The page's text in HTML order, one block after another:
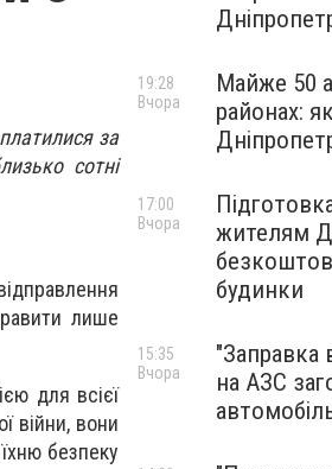
за
сотні
лише
для всієї
війни, вони
безпеку
Майже 50
районах:
19:28
Вчора
жителям
будинки
17:00
Вчора
"Заправка
на АЗС
15:35
Вчора